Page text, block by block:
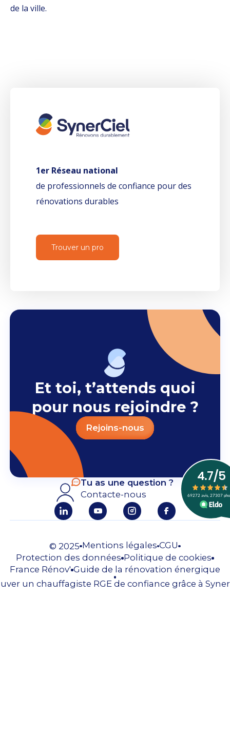
de la ville.
1er Réseau national
de professionnels de confiance pour des
rénovations durables
Trouver un pro
Et toi, t’attends quoi
pour nous rejoindre ?
Rejoins-nous
Tu as une question ?
Contacte-nous
© 2025 Mentions légales CGU
Protection des données Politique de cookies
France Rénov' Guide de la rénovation énergique
un chauffagiste RGE de confiance grâce à